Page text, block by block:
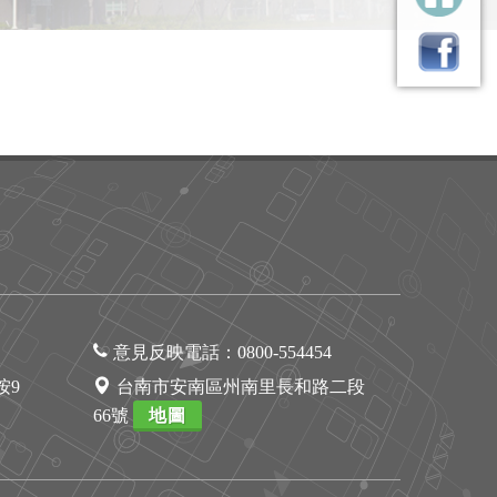
9
意見反映電話： 0800-554454
台南市安南區州南里長和路二段
66號
地圖